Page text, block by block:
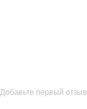
Добавьте первый отзыв